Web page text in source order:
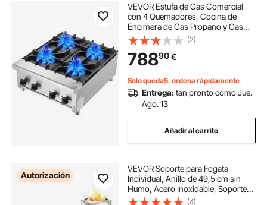
VEVOR Estufa de Gas Comercial
con 4 Quemadores, Cocina de
Encimera de Gas Propano y Gas
Natural, Placa Calefactora de Gas
de Acero Inoxidable, para
Restaurante, 28 kW, 610 x 775 x
335 mm, Plata
(2)
78890€
Solo queda5, ordena rápidamente
Entrega:tan pronto como Jue.
Ago. 13
Añadir al carrito
Autorización
VEVOR Soporte para Fogata
Individual, Anillo de 49,5 cm sin
Humo, Acero Inoxidable, Soporte
Portátil para Acampar al Aire Libre,
(4)